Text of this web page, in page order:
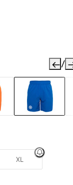
/
XL